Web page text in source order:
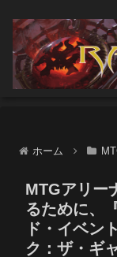
ホーム
MTGアリー
るために、
ド・イベン
ク：ザ・ギ